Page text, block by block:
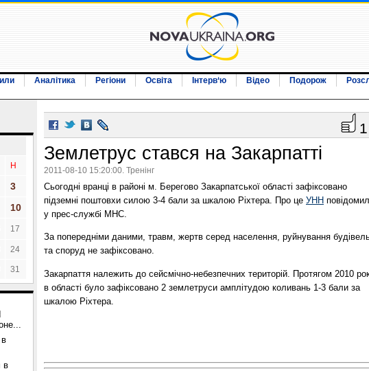
Аналітика Регіони Освіта Інтерв‘ю Відео Подорож
Н
3
10
17
24
31
в
1
Землетрус стався на Закарпатті
2011-08-10 15:20:00. Тренінг
Сьогодні вранці в районі м. Берегово Закарпатської області зафіксовано
підземні поштовхи силою 3-4 бали за шкалою Ріхтера. Про це УНН
у прес-службі МНС.
За попередніми даними, травм, жертв серед населення, руйнування
та споруд не зафіксовано.
Закарпаття належить до сейсмічно-небезпечних територій. Протягом 2010
в області було зафіксовано 2 землетруси амплітудою коливань 1-3 бали за
шкалою Ріхтера.